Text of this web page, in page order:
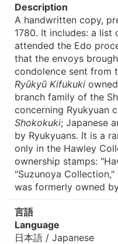
Description
A handwritten copy,
1780. It includes: a list
attended the Edo
that the envoys
condolence sent from
Ryūkyū Kifukukiowned
branch family of the
concerning Ryukyuan
Shokokuki; Japanese
by Ryukyuans. It is a
only in the Hawley
ownership stamps:
"Suzunoya
was formerly owned
言語
Language
日本語 / Japanese